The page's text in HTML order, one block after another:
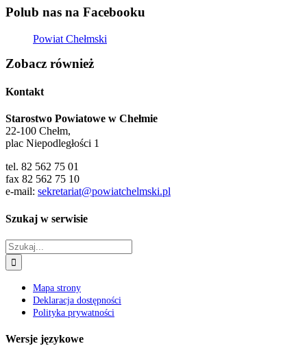
Polub nas na Facebooku
Powiat Chełmski
Zobacz również
Kontakt
Starostwo Powiatowe w Chełmie
22-100 Chełm,
plac Niepodległości 1
tel. 82 562 75 01
fax 82 562 75 10
e-mail: sekretariat@powiatchelmski.pl
Szukaj w serwisie
Szukaj
Mapa strony
Deklaracja dostępności
Polityka prywatności
Wersje językowe